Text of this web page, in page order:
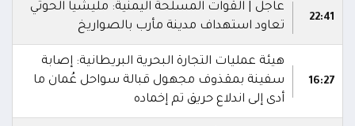
22:41
عاجل | القوات المسلحة اليمنية: مليشيا الحوثي
تعاود استهداف مدينة مأرب بالصواريخ
16:27
هيئة عمليات التجارة البحرية البريطانية: إصابة
سفينة بمقذوف مجهول قبالة سواحل عُمان ما
أدى إلى اندلاع حريق تم إخماده